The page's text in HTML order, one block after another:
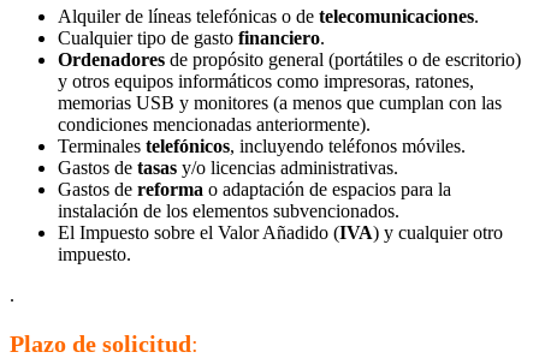
Alquiler de líneas telefónicas o de telecomunicaciones.
Cualquier tipo de gasto financiero.
Ordenadores de propósito general (portátiles o de escritorio)
y otros equipos informáticos como impresoras, ratones,
memorias USB y monitores (a menos que cumplan con las
condiciones mencionadas anteriormente).
Terminales telefónicos, incluyendo teléfonos móviles.
Gastos de tasas y/o licencias administrativas.
Gastos de reforma o adaptación de espacios para la
instalación de los elementos subvencionados.
El Impuesto sobre el Valor Añadido (IVA) y cualquier otro
impuesto.
.
Plazo de solicitud: